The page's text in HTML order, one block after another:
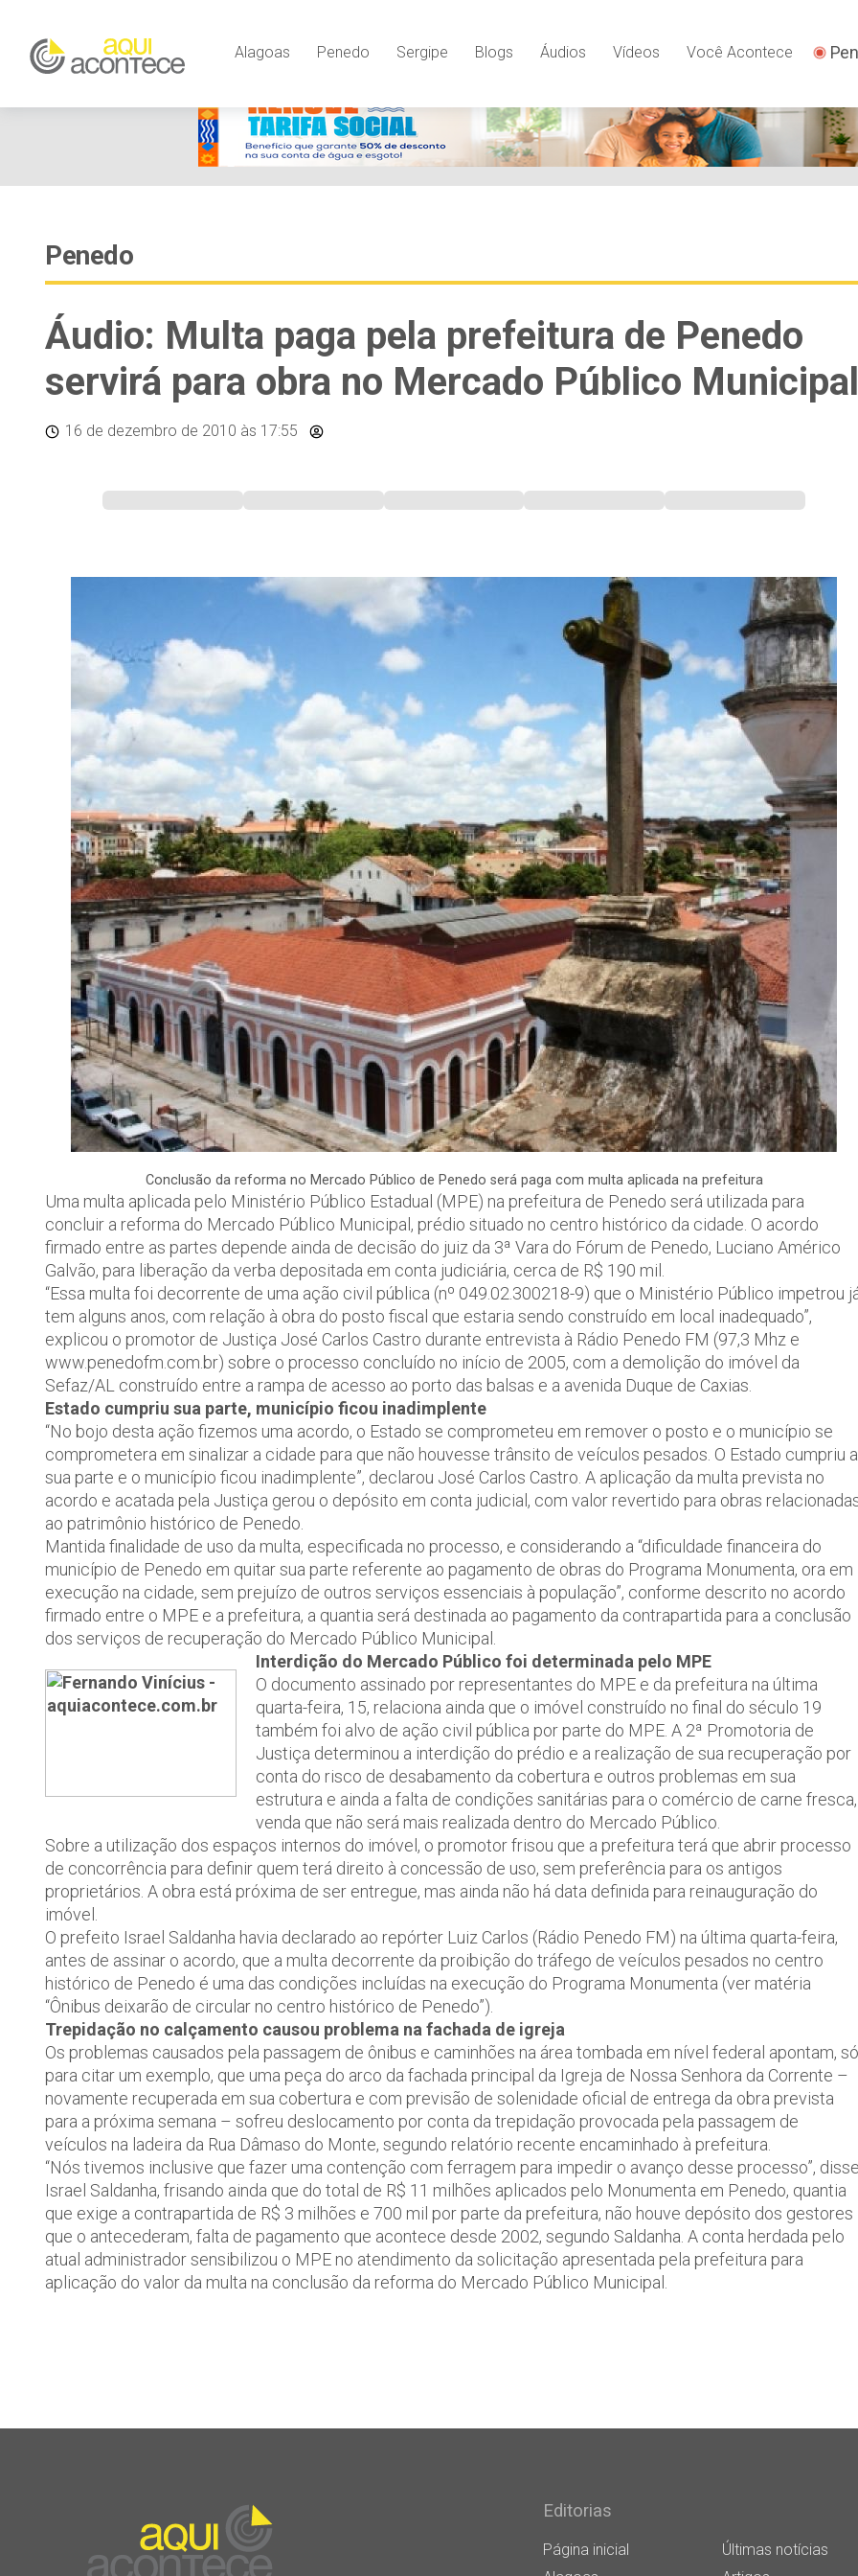
Alagoas Penedo Sergipe Blogs Áudios Vídeos Você Acontece
Penedo
Áudio: Multa paga pela prefeitura de Penedo
servirá para obra no Mercado Público Municipal
16 de dezembro de 2010 às 17:55
Conclusão da reforma no Mercado Público de Penedo será paga com multa aplicada na prefeitura
Uma multa aplicada pelo Ministério Público Estadual (MPE) na prefeitura de Penedo será utilizada para
concluir a reforma do Mercado Público Municipal, prédio situado no centro histórico da cidade. O acordo
firmado entre as partes depende ainda de decisão do juiz da 3ª Vara do Fórum de Penedo, Luciano Américo
Galvão, para liberação da verba depositada em conta judiciária, cerca de R$ 190 mil.
“Essa multa foi decorrente de uma ação civil pública (nº 049.02.300218-9) que o Ministério Público impetrou
tem alguns anos, com relação à obra do posto fiscal que estaria sendo construído em local inadequado”,
explicou o promotor de Justiça José Carlos Castro durante entrevista à Rádio Penedo FM (97,3 Mhz e
www.penedofm.com.br) sobre o processo concluído no início de 2005, com a demolição do imóvel da
Sefaz/AL construído entre a rampa de acesso ao porto das balsas e a avenida Duque de Caxias.
Estado cumpriu sua parte, município ficou inadimplente
“No bojo desta ação fizemos uma acordo, o Estado se comprometeu em remover o posto e o município se
comprometera em sinalizar a cidade para que não houvesse trânsito de veículos pesados. O Estado cumpriu a
sua parte e o município ficou inadimplente”, declarou José Carlos Castro. A aplicação da multa prevista no
acordo e acatada pela Justiça gerou o depósito em conta judicial, com valor revertido para obras
ao patrimônio histórico de Penedo.
Mantida finalidade de uso da multa, especificada no processo, e considerando a “dificuldade financeira do
município de Penedo em quitar sua parte referente ao pagamento de obras do Programa Monumenta, ora em
execução na cidade, sem prejuízo de outros serviços essenciais à população”, conforme descrito no acordo
firmado entre o MPE e a prefeitura, a quantia será destinada ao pagamento da contrapartida para a conclusão
dos serviços de recuperação do Mercado Público Municipal.
Interdição do Mercado Público foi determinada pelo MPE
O documento assinado por representantes do MPE e da prefeitura na última
quarta-feira, 15, relaciona ainda que o imóvel construído no final do século 19
também foi alvo de ação civil pública por parte do MPE. A 2ª Promotoria de
Justiça determinou a interdição do prédio e a realização de sua recuperação por
conta do risco de desabamento da cobertura e outros problemas em sua
estrutura e ainda a falta de condições sanitárias para o comércio de carne fresca,
venda que não será mais realizada dentro do Mercado Público.
Sobre a utilização dos espaços internos do imóvel, o promotor frisou que a prefeitura terá que abrir processo
de concorrência para definir quem terá direito à concessão de uso, sem preferência para os antigos
proprietários. A obra está próxima de ser entregue, mas ainda não há data definida para reinauguração do
imóvel.
O prefeito Israel Saldanha havia declarado ao repórter Luiz Carlos (Rádio Penedo FM) na última quarta-feira,
antes de assinar o acordo, que a multa decorrente da proibição do tráfego de veículos pesados no centro
histórico de Penedo é uma das condições incluídas na execução do Programa Monumenta (ver matéria
“Ônibus deixarão de circular no centro histórico de Penedo”).
Trepidação no calçamento causou problema na fachada de igreja
Os problemas causados pela passagem de ônibus e caminhões na área tombada em nível federal apontam, só
para citar um exemplo, que uma peça do arco da fachada principal da Igreja de Nossa Senhora da Corrente –
novamente recuperada em sua cobertura e com previsão de solenidade oficial de entrega da obra prevista
para a próxima semana – sofreu deslocamento por conta da trepidação provocada pela passagem de
veículos na ladeira da Rua Dâmaso do Monte, segundo relatório recente encaminhado à prefeitura.
“Nós tivemos inclusive que fazer uma contenção com ferragem para impedir o avanço desse processo”,
Israel Saldanha, frisando ainda que do total de R$ 11 milhões aplicados pelo Monumenta em Penedo, quantia
que exige a contrapartida de R$ 3 milhões e 700 mil por parte da prefeitura, não houve depósito dos gestores
que o antecederam, falta de pagamento que acontece desde 2002, segundo Saldanha. A conta herdada pelo
atual administrador sensibilizou o MPE no atendimento da solicitação apresentada pela prefeitura para
aplicação do valor da multa na conclusão da reforma do Mercado Público Municipal.
Editorias
Página inicial
Últimas notícias